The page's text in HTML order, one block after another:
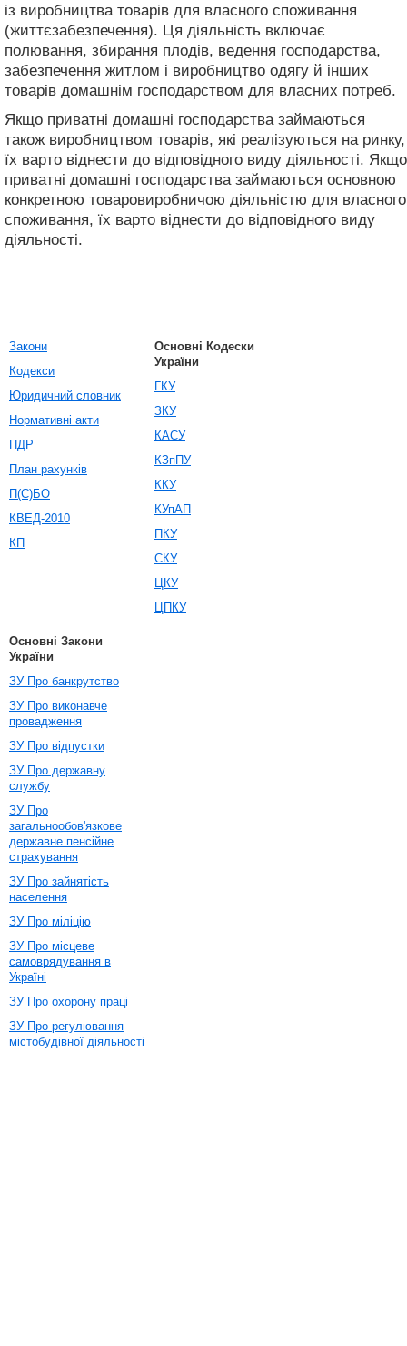
із виробництва товарів для власного споживання
(життєзабезпечення). Ця діяльність включає
полювання, збирання плодів, ведення господарства,
забезпечення житлом і виробництво одягу й інших
товарів домашнім господарством для власних потреб.
Якщо приватні домашні господарства займаються
також виробництвом товарів, які реалізуються на ринку,
їх варто віднести до відповідного виду діяльності. Якщо
приватні домашні господарства займаються основною
конкретною товаровиробничою діяльністю для власного
споживання, їх варто віднести до відповідного виду
діяльності.
Закони
Кодекси
Юридичний словник
Нормативні акти
ПДР
План рахунків
П(С)БО
КВЕД-2010
КП
Основні Кодески
України
ГКУ
ЗКУ
КАСУ
КЗпПУ
ККУ
КУпАП
ПКУ
СКУ
ЦКУ
ЦПКУ
Основні Закони
України
ЗУ Про банкрутство
ЗУ Про виконавче
провадження
ЗУ Про відпустки
ЗУ Про державну
службу
ЗУ Про
загальнообов'язкове
державне пенсійне
страхування
ЗУ Про зайнятість
населення
ЗУ Про міліцію
ЗУ Про місцеве
самоврядування в
Україні
ЗУ Про охорону праці
ЗУ Про регулювання
містобудівної діяльності